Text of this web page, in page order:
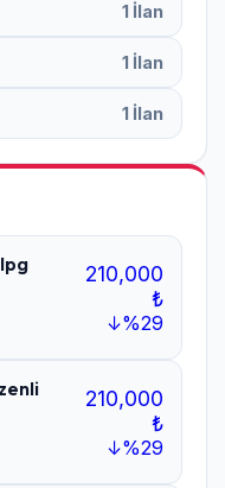
1 İlan
1 İlan
1 İlan
210,000
₺
↓%29
210,000
₺
↓%29